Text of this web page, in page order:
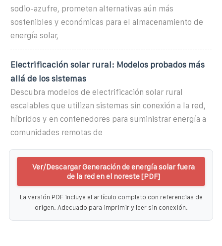
sodio-azufre, prometen alternativas aún más
sostenibles y económicas para el almacenamiento de
energía solar,
Electrificación solar rural: Modelos probados más
allá de los sistemas
Descubra modelos de electrificación solar rural
escalables que utilizan sistemas sin conexión a la red,
híbridos y en contenedores para suministrar energía a
comunidades remotas de
Ver/Descargar Generación de energía solar fuera
de la red en el noreste [PDF]
La versión PDF incluye el artículo completo con referencias de
origen. Adecuado para imprimir y leer sin conexión.